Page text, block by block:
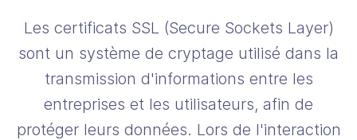
Les certificats SSL (Secure Sockets Layer)
sont un système de cryptage utilisé dans la
transmission d'informations entre les
entreprises et les utilisateurs, afin de
protéger leurs données. Lors de l'interaction